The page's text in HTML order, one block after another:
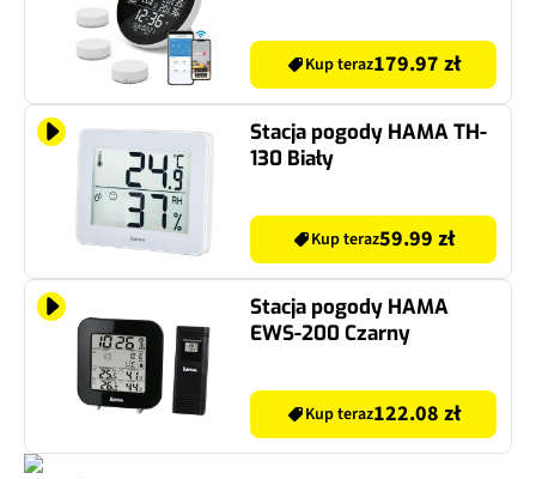
Kup teraz179.97 zł
Stacja pogody HAMA TH-
130 Biały
Kup teraz59.99 zł
Stacja pogody HAMA
EWS-200 Czarny
Kup teraz122.08 zł